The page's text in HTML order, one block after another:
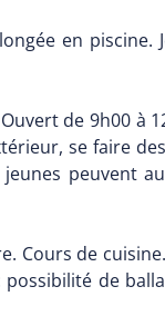
en piscine.
de 9h00 à
se faire
peuvent
Cours de
de